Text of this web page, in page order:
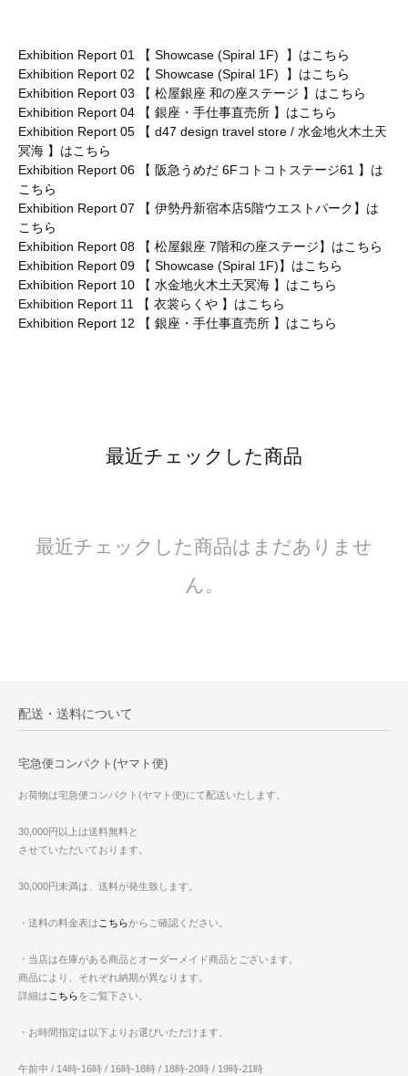
Exhibition Report 01 【 Showcase (Spiral 1F) 】はこちら
Exhibition Report 02 【 Showcase (Spiral 1F) 】はこちら
Exhibition Report 03 【 松屋銀座 和の座ステージ 】はこちら
Exhibition Report 04 【 銀座・手仕事直売所 】はこちら
Exhibition Report 05 【 d47 design travel store / 水金地火木土天
冥海 】はこちら
Exhibition Report 06 【 阪急うめだ 6Fコトコトステージ61 】は
こちら
Exhibition Report 07 【 伊勢丹新宿本店5階ウエストパーク】は
こちら
Exhibition Report 08 【 松屋銀座 7階和の座ステージ】はこちら
Exhibition Report 09 【 Showcase (Spiral 1F)】はこちら
Exhibition Report 10 【 水金地火木土天冥海 】はこちら
Exhibition Report 11 【 衣裳らくや 】はこちら
Exhibition Report 12 【 銀座・手仕事直売所 】はこちら
最近チェックした商品
最近チェックした商品はまだありませ
ん。
配送・送料について
宅急便コンパクト(ヤマト便)
お荷物は宅急便コンパクト(ヤマト便)にて配送いたします。
30,000円以上は送料無料と
させていただいております。
30,000円未満は、送料が発生致します。
・送料の料金表はこちらからご確認ください。
・当店は在庫がある商品とオーダーメイド商品とございます。
商品により、それぞれ納期が異なります。
詳細はこちらをご覧下さい。
・お時間指定は以下よりお選びいただけます。
午前中 / 14時-16時 / 16時-18時 / 18時-20時 / 19時-21時